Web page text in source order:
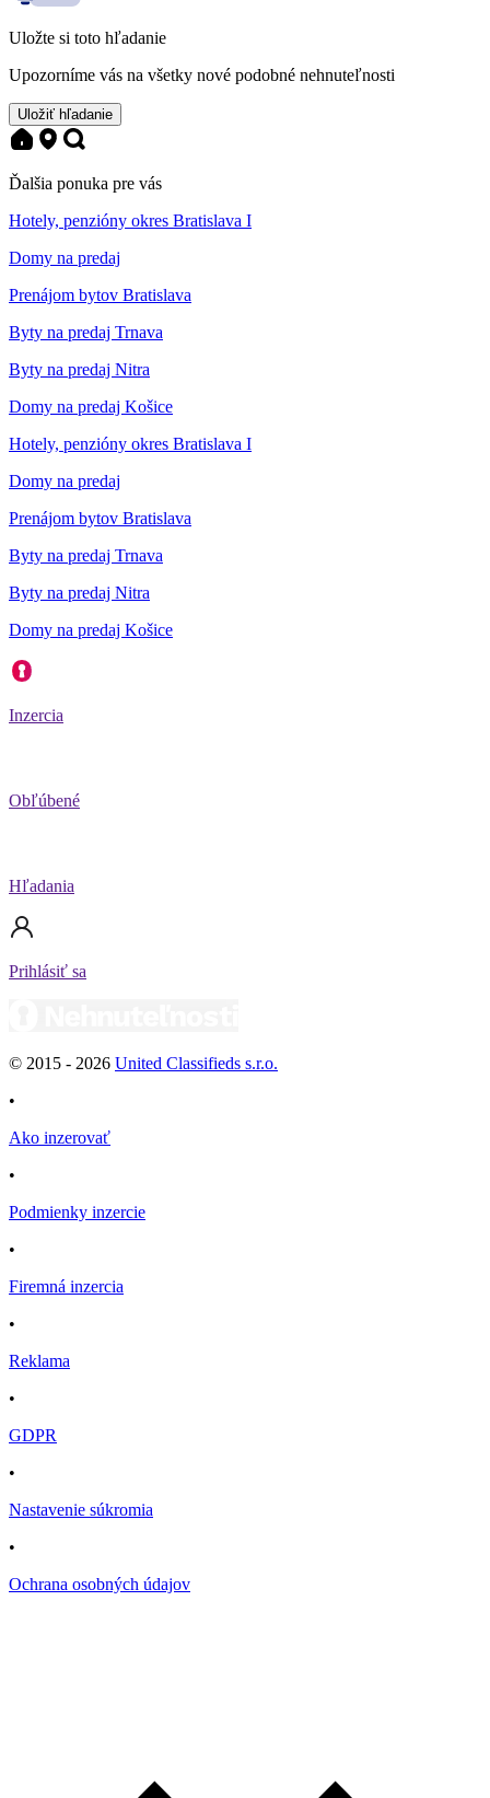
Uložte si toto hľadanie
Upozorníme vás na všetky nové podobné nehnuteľnosti
Uložiť hľadanie
Ďalšia ponuka pre vás
Hotely, penzióny okres Bratislava I
Domy na predaj
Prenájom bytov Bratislava
Byty na predaj Trnava
Byty na predaj Nitra
Domy na predaj Košice
Hotely, penzióny okres Bratislava I
Domy na predaj
Prenájom bytov Bratislava
Byty na predaj Trnava
Byty na predaj Nitra
Domy na predaj Košice
Inzercia
Obľúbené
Hľadania
Prihlásiť sa
© 2015 - 2026 United Classifieds s.r.o.
•
Ako inzerovať
•
Podmienky inzercie
•
Firemná inzercia
•
Reklama
•
GDPR
•
Nastavenie súkromia
•
Ochrana osobných údajov